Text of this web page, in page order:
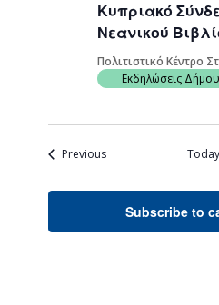
Κυπριακό
Νεανικού
Πολιτιστικό Κέντρο
Εκδηλώσεις Δήμου
PreviousEvents Today
Subscribe to